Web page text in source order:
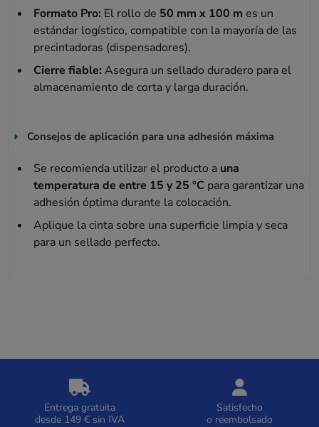
Formato Pro: El rollo de 50 mm x 100 m es un
estándar logístico, compatible con la mayoría de las
precintadoras (dispensadores).
Cierre fiable: Asegura un sellado duradero para el
almacenamiento de corta y larga duración.
Consejos de aplicación para una adhesión máxima
Se recomienda utilizar el producto a una
temperatura de entre 15 y 25 °C para garantizar una
adhesión óptima durante la colocación.
Aplique la cinta sobre una superficie limpia y seca
para un sellado perfecto.
Entrega gratuita
desde 149 € sin IVA
Satisfecho
o reembolsado